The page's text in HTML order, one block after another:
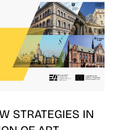
STRATEGIES IN